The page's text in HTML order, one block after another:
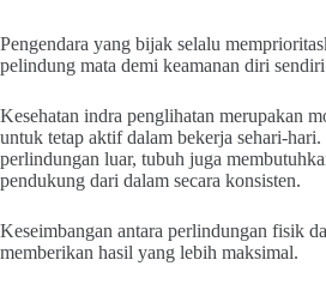
Pengendara yang bijak selalu
pelindung mata demi keamanan diri
Kesehatan indra penglihatan merupakan
untuk tetap aktif dalam bekerja sehari-hari.
perlindungan luar, tubuh juga
pendukung dari dalam secara konsisten.
Keseimbangan antara perlindungan fisik
memberikan hasil yang lebih maksimal.